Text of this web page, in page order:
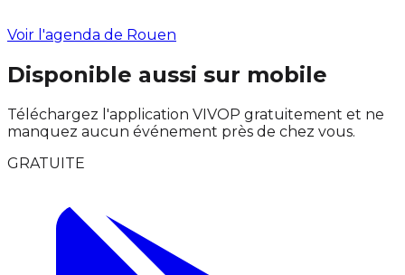
Voir l'agenda de Rouen
Disponible aussi sur mobile
Téléchargez l'application VIVOP gratuitement et ne
manquez aucun événement près de chez vous.
GRATUITE